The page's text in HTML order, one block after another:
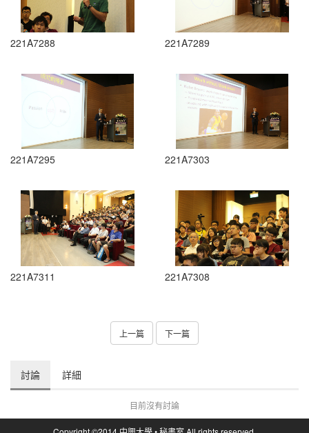
221A7288 221A7289
221A7295 221A7303
221A7311 221A7308
上一篇 下一篇
討論 詳細
目前沒有討論